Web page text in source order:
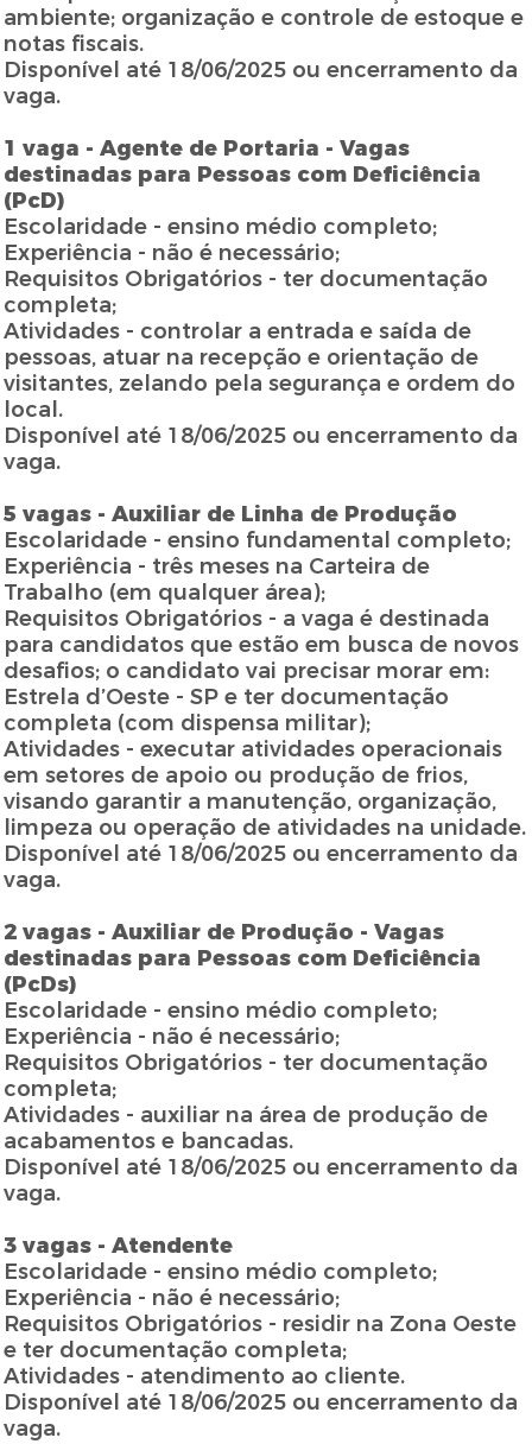
ambiente; organização e controle de estoque e
notas fiscais.
Disponível até 18/06/2025 ou encerramento da
vaga.
1 vaga - Agente de Portaria - Vagas
destinadas para Pessoas com Deficiência
(PcD)
Escolaridade - ensino médio completo;
Experiência - não é necessário;
Requisitos Obrigatórios - ter documentação
completa;
Atividades - controlar a entrada e saída de
pessoas, atuar na recepção e orientação de
visitantes, zelando pela segurança e ordem do
local.
Disponível até 18/06/2025 ou encerramento da
vaga.
5 vagas - Auxiliar de Linha de Produção
Escolaridade - ensino fundamental completo;
Experiência - três meses na Carteira de
Trabalho (em qualquer área);
Requisitos Obrigatórios - a vaga é destinada
para candidatos que estão em busca de novos
desafios; o candidato vai precisar morar em:
Estrela d’Oeste - SP e ter documentação
completa (com dispensa militar);
Atividades - executar atividades operacionais
em setores de apoio ou produção de frios,
visando garantir a manutenção, organização,
limpeza ou operação de atividades na unidade.
Disponível até 18/06/2025 ou encerramento da
vaga.
2 vagas - Auxiliar de Produção - Vagas
destinadas para Pessoas com Deficiência
(PcDs)
Escolaridade - ensino médio completo;
Experiência - não é necessário;
Requisitos Obrigatórios - ter documentação
completa;
Atividades - auxiliar na área de produção de
acabamentos e bancadas.
Disponível até 18/06/2025 ou encerramento da
vaga.
3 vagas - Atendente
Escolaridade - ensino médio completo;
Experiência - não é necessário;
Requisitos Obrigatórios - residir na Zona Oeste
e ter documentação completa;
Atividades - atendimento ao cliente.
Disponível até 18/06/2025 ou encerramento da
vaga.